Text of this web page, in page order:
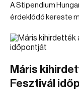
A Stipendium
érdeklődő kereste
Máris
Fesztivál